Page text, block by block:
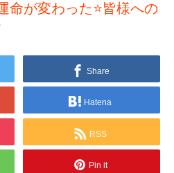
命が変わった⭐️皆様への
Share
Hatena
RSS
Pin it